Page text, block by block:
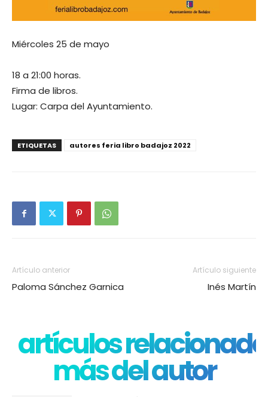
Miércoles 25 de mayo
18 a 21:00 horas.
Firma de libros.
Lugar: Carpa del Ayuntamiento.
ETIQUETAS autores feria libro badajoz 2022
Artículo anterior
Paloma Sánchez Garnica
Artículo siguiente
Inés Martín
artículos
más del autor